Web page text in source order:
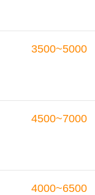
3500~5000
4500~7000
4000~6500